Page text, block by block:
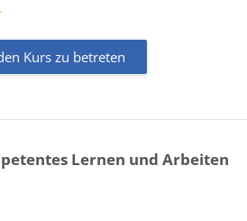
Kurs zu betreten
Lernen und Arbeiten